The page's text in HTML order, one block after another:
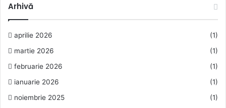
Arhivă
aprilie 2026
(1)
martie 2026
(1)
februarie 2026
(1)
ianuarie 2026
(1)
noiembrie 2025
(1)